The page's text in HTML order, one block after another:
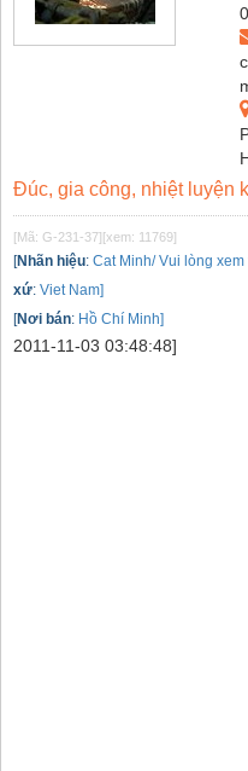
Đúc, gia công, nhiệt luyện
[Mã: G-231-37][xem: 11769]
[Nhãn hiệu: Cat Minh/ Vui lòng
xứ: Viet Nam]
[Nơi bán: Hồ Chí Minh]
2011-11-03 03:48:48]